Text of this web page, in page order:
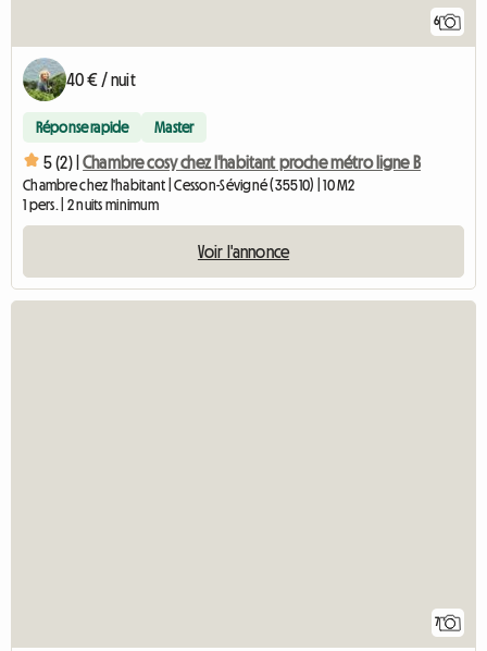
6
40 € / nuit
Réponse rapide Master
5 (2) | Chambre cosy chez l'habitant proche métro ligne B
Chambre chez l'habitant | Cesson-Sévigné (35510) | 10 M2
1 pers. | 2 nuits minimum
Voir l'annonce
7